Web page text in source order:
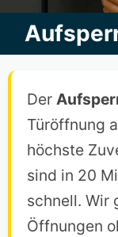
Der
Türöffnung
höchste
sind in 20
schnell. Wir
Öffnungen